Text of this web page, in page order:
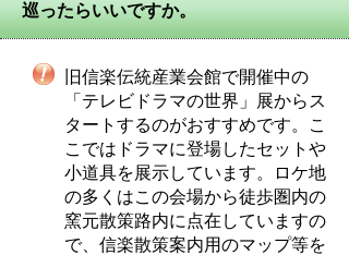
巡ったらいいですか。
旧信楽伝統産業会館で開催中の
「テレビドラマの世界」展からス
タートするのがおすすめです。こ
こではドラマに登場したセットや
小道具を展示しています。ロケ地
の多くはこの会場から徒歩圏内の
窯元散策路内に点在していますの
で、信楽散策案内用のマップ等を